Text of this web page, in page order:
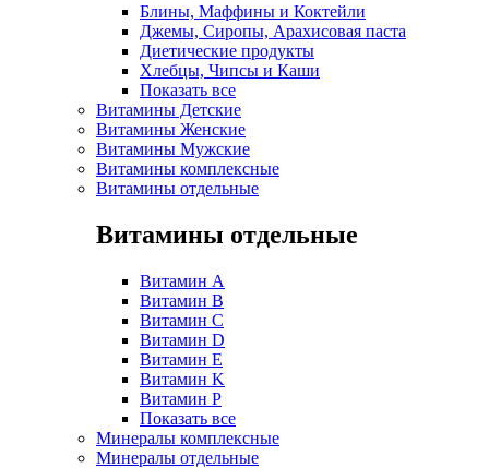
Блины, Маффины и Коктейли
Джемы, Сиропы, Арахисовая паста
Диетические продукты
Хлебцы, Чипсы и Каши
Показать все
Витамины Детские
Витамины Женские
Витамины Мужские
Витамины комплексные
Витамины отдельные
Витамины отдельные
Витамин A
Витамин B
Витамин C
Витамин D
Витамин E
Витамин K
Витамин P
Показать все
Минералы комплексные
Минералы отдельные